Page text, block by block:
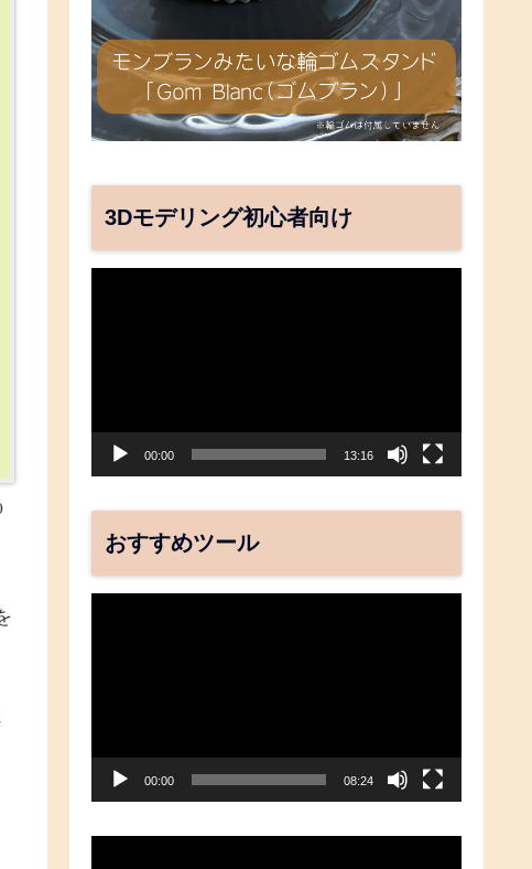
3Dモデリング初心者向け
ー
00:00 13:16
おすすめツール
ー
00:00 08:24